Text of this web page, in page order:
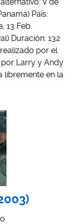
País:
13 Feb.
Duración: 132
por el
Larry y Andy
libremente en la